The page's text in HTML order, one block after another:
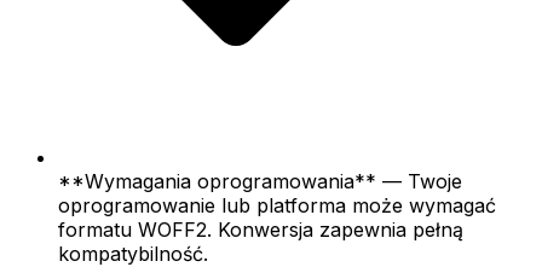
**Wymagania oprogramowania** — Twoje
oprogramowanie lub platforma może wymagać
formatu WOFF2. Konwersja zapewnia pełną
kompatybilność.